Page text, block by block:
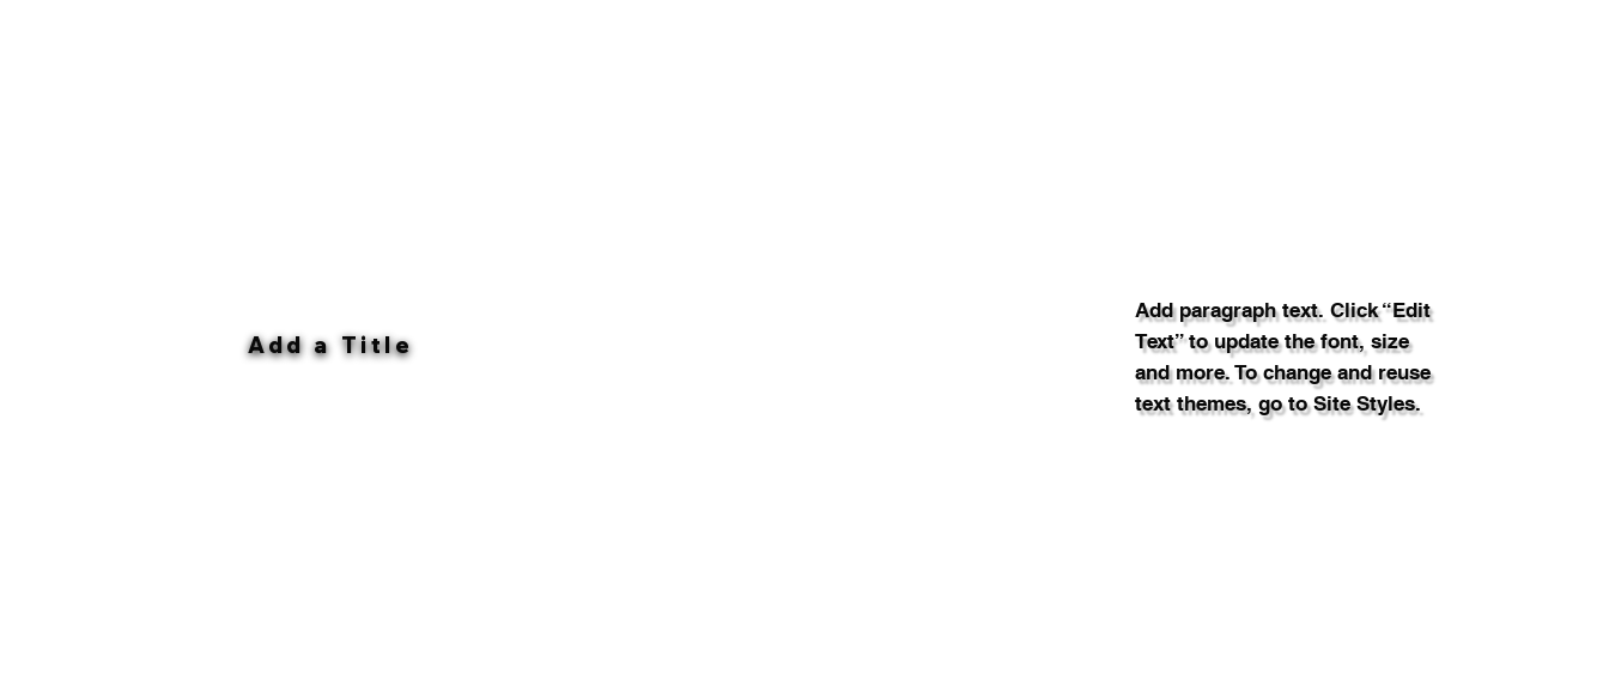
Add a Title
Add paragraph text. Click “Edit
Text” to update the font, size
and more. To change and reuse
text themes, go to Site Styles.